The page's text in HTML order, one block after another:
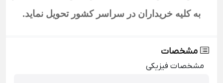
به کلیه خریداران در سراسر کشور تحویل نماید.
مشخصات
مشخصات فیزیکی